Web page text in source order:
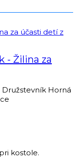
- Žilina za
Družstevník Horná
kostole.